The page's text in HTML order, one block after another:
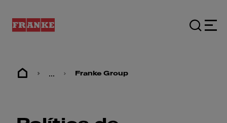
... Franke Group